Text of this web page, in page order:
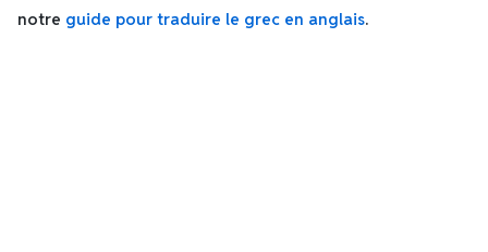
notre guide pour traduire le grec en anglais.